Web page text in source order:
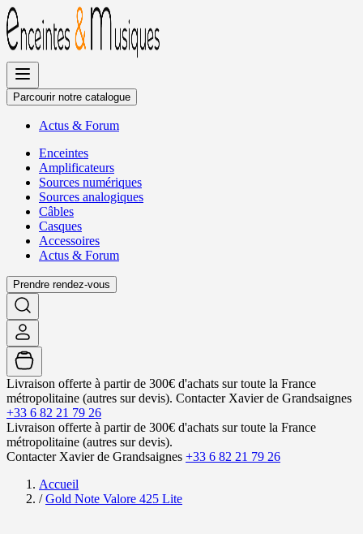
Allez
au
contenu
Parcourir notre catalogue
Actus & Forum
Enceintes
Amplificateurs
Sources numériques
Sources analogiques
Câbles
Casques
Accessoires
Actus & Forum
Prendre rendez-vous
Livraison offerte à partir de 300€ d'achats sur toute la France
métropolitaine (autres sur devis). Contacter Xavier de Grandsaignes
+33 6 82 21 79 26
Livraison offerte à partir de 300€ d'achats sur toute la France
métropolitaine (autres sur devis).
Contacter Xavier de Grandsaignes +33 6 82 21 79 26
Accueil
/ Gold Note Valore 425 Lite